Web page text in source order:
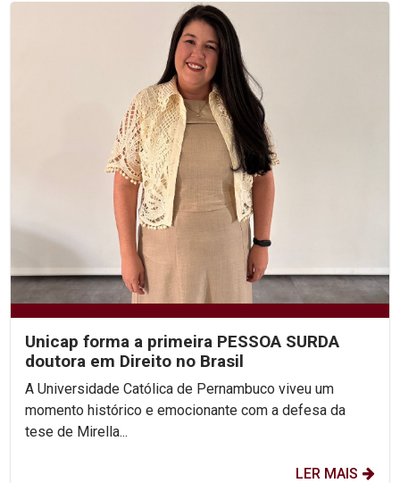
Unicap forma a primeira PESSOA SURDA
doutora em Direito no Brasil
A Universidade Católica de Pernambuco viveu um
momento histórico e emocionante com a defesa da
tese de Mirella...
LER MAIS